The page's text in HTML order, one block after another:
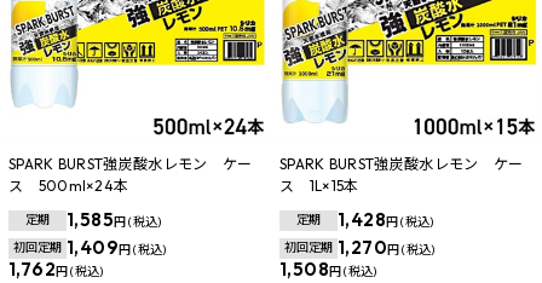
SPARK BURST強炭酸水レモン ケー
ス 500ml×24本
定期 1,585円 (税込)
初回定期 1,409円 (税込)
1,762円 (税込)
SPARK BURST強炭酸水レモン ケー
ス 1L×15本
定期 1,428円 (税込)
初回定期 1,270円 (税込)
1,508円 (税込)